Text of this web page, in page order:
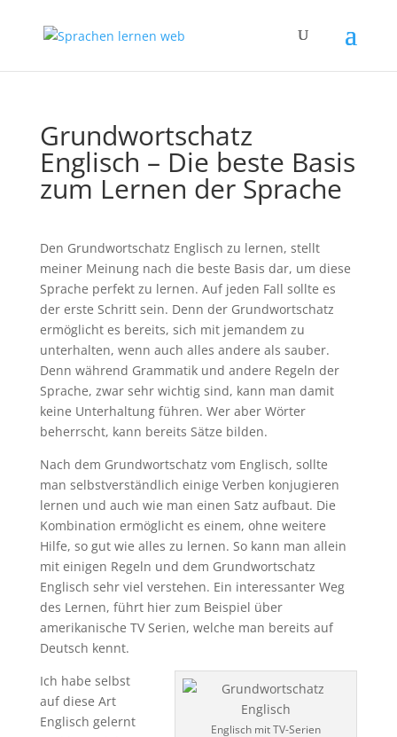
Grundwortschatz
Englisch – Die beste Basis
zum Lernen der Sprache
Den Grundwortschatz Englisch zu lernen, stellt
meiner Meinung nach die beste Basis dar, um diese
Sprache perfekt zu lernen. Auf jeden Fall sollte es
der erste Schritt sein. Denn der Grundwortschatz
ermöglicht es bereits, sich mit jemandem zu
unterhalten, wenn auch alles andere als sauber.
Denn während Grammatik und andere Regeln der
Sprache, zwar sehr wichtig sind, kann man damit
keine Unterhaltung führen. Wer aber Wörter
beherrscht, kann bereits Sätze bilden.
Nach dem Grundwortschatz vom Englisch, sollte
man selbstverständlich einige Verben konjugieren
lernen und auch wie man einen Satz aufbaut. Die
Kombination ermöglicht es einem, ohne weitere
Hilfe, so gut wie alles zu lernen. So kann man allein
mit einigen Regeln und dem Grundwortschatz
Englisch sehr viel verstehen. Ein interessanter Weg
des Lernen, führt hier zum Beispiel über
amerikanische TV Serien, welche man bereits auf
Deutsch kennt.
Englisch mit TV-Serien
Ich habe selbst
auf diese Art
Englisch gelernt